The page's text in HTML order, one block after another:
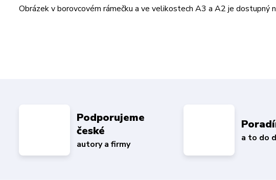
Obrázek v borovcovém rámečku a ve velikostech A3 a A2 je dostupný
Podporujeme
české
autory a firmy
a to do